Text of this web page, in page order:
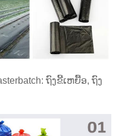
ຖົງຂີ້ເຫຍື້ອ, ຖົງ